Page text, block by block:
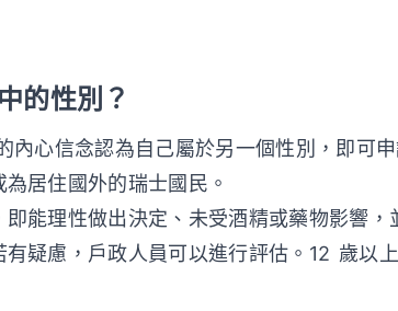
的性別？
內心信念認為自己屬於另一個性別，即可申
居住國外的瑞士國民。
能理性做出決定、未受酒精或藥物影響
疑慮，戶政人員可以進行評估。12 歲以